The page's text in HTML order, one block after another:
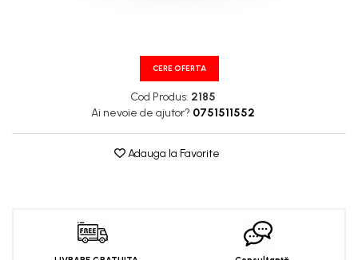
CERE OFERTA
Cod Produs: 2185
Ai nevoie de ajutor? 0751511552
Adauga la Favorite